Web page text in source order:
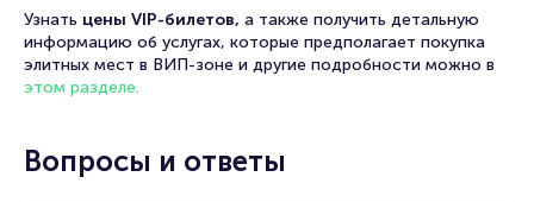
Узнать цены VIP-билетов, а также получить детальную
информацию об услугах, которые предполагает покупка
элитных мест в ВИП-зоне и другие подробности можно в
этом разделе.
Вопросы и ответы